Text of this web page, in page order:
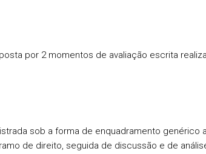
por 2 momentos de avaliação escrita
sob a forma de enquadramento genérico
de direito, seguida de discussão e de